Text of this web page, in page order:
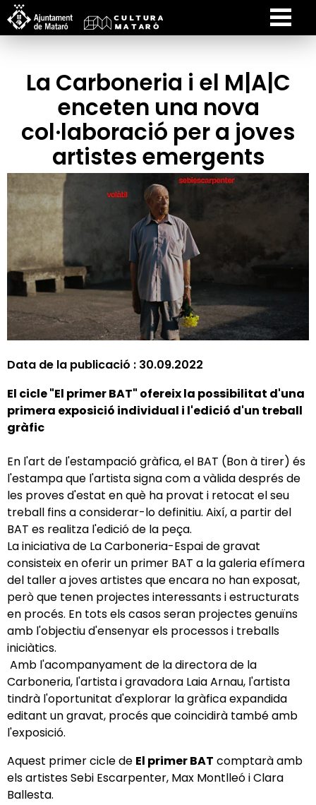
La Carboneria i el M|A|C
enceten una nova
col·laboració per a joves
artistes emergents
Data de la publicació : 30.09.2022
El cicle "El primer BAT" ofereix la possibilitat d'una
primera exposició individual i l'edició d'un treball
gràfic
En l'art de l'estampació gràfica, el BAT (Bon à tirer) és
l'estampa que l'artista signa com a vàlida després de
les proves d'estat en què ha provat i retocat el seu
treball fins a considerar-lo definitiu. Així, a partir del
BAT es realitza l'edició de la peça.
La iniciativa de La Carboneria-Espai de gravat
consisteix en oferir un primer BAT a la galeria efímera
del taller a joves artistes que encara no han exposat,
però que tenen projectes interessants i estructurats
en procés. En tots els casos seran projectes genuïns
amb l'objectiu d'ensenyar els processos i treballs
iniciàtics.
Amb l'acompanyament de la directora de la
Carboneria, l'artista i gravadora Laia Arnau, l'artista
tindrà l'oportunitat d'explorar la gràfica expandida
editant un gravat, procés que coincidirà també amb
l'exposició.
Aquest primer cicle de El primer BAT comptarà amb
els artistes Sebi Escarpenter, Max Montlleó i Clara
Ballesta.